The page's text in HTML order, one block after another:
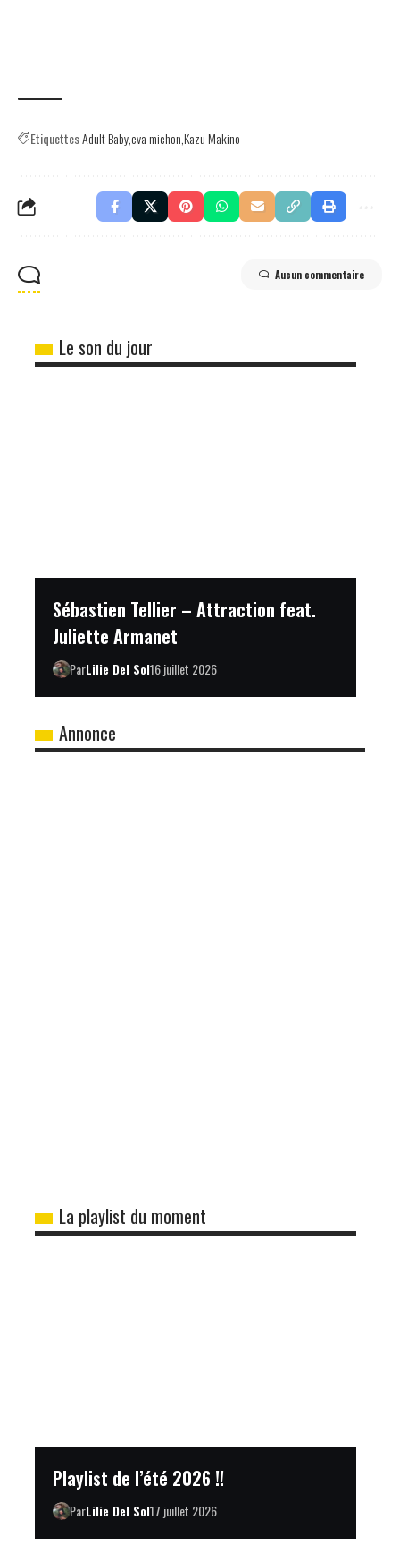
EtiquettesAdult Babyeva michonKazu Makino
Aucun commentaire
Le son du jour
Sébastien Tellier – Attraction feat.
Juliette Armanet
ParLilie Del Sol16 juillet 2026
Annonce
La playlist du moment
Playlist de l’été 2026 !!
ParLilie Del Sol17 juillet 2026